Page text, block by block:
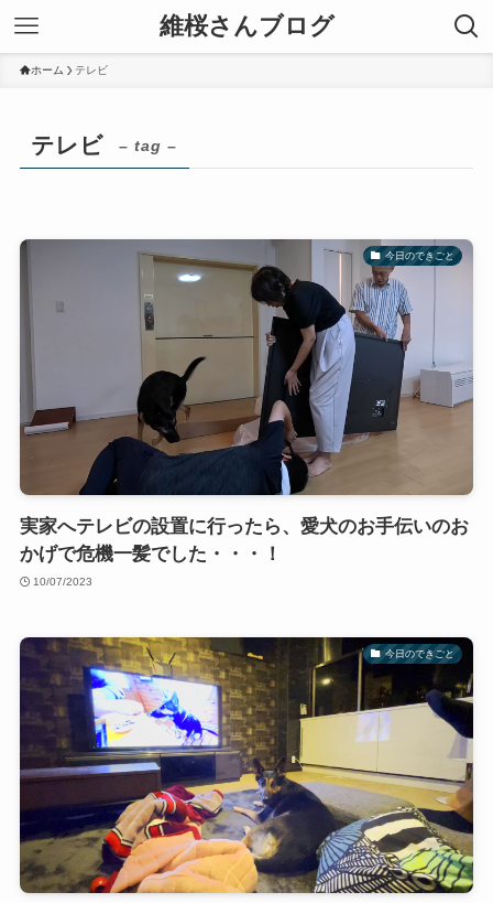
維桜さんブログ
ホーム テレビ
テレビ – tag –
今日のできごと
実家へテレビの設置に行ったら、愛犬のお手伝いのお
かげで危機一髪でした・・・！
10/07/2023
今日のできごと